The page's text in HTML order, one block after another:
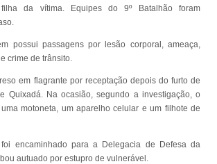
da vítima. Equipes do 9º Batalhão foram
possui passagens por lesão corporal, ameaça,
crime de trânsito.
em flagrante por receptação depois do furto de
Quixadá. Na ocasião, segundo a investigação, o
motoneta, um aparelho celular e um filhote de
encaminhado para a Delegacia de Defesa da
autuado por estupro de vulnerável.